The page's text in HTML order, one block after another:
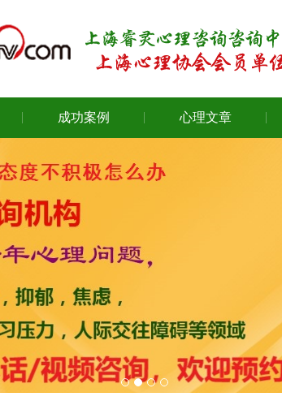
成功案例 心理文章
1 2 3 4